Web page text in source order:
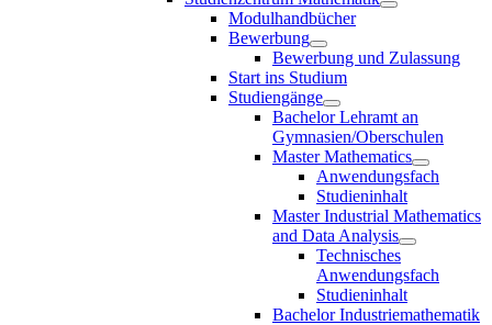
Modulhandbücher
Bewerbung
Bewerbung und Zulassung
Start ins Studium
Studiengänge
Bachelor Lehramt an
Gymnasien/Oberschulen
Master Mathematics
Anwendungsfach
Studieninhalt
Master Industrial Mathematics
and Data Analysis
Technisches
Anwendungsfach
Studieninhalt
Bachelor Industriemathematik